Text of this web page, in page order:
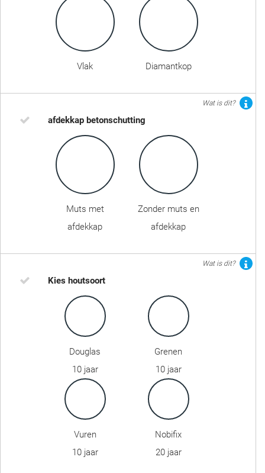
Vlak Diamantkop
Wat is dit?
afdekkap betonschutting
Muts met
afdekkap
Zonder muts en
afdekkap
Wat is dit?
Kies houtsoort
Douglas
10 jaar
Grenen
10 jaar
Vuren
10 jaar
Nobifix
20 jaar